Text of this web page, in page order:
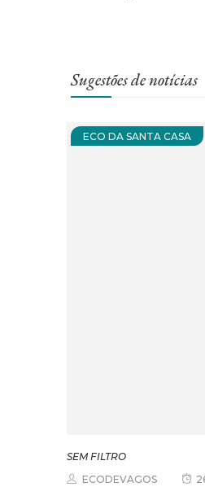
Sugestões de notícias
ECO DA SANTA CASA
SEM FILTRO
ECODEVAGOS